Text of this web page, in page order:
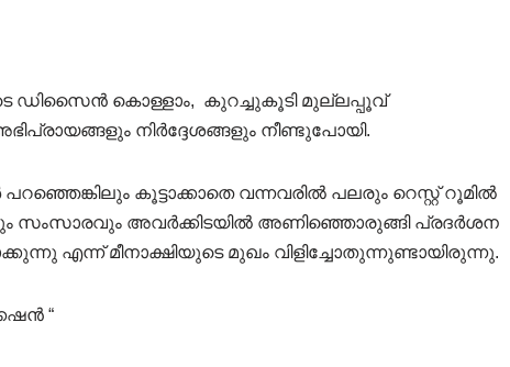
ഡിസൈൻ കൊള്ളാം, കുറച്ചുകൂടി മുല്ലപ്പൂവ്
നിർദ്ദേശങ്ങളും നീണ്ടുപോയി.
പറഞ്ഞെങ്കിലും കൂട്ടാക്കാതെ വന്നവരിൽ പലരും റെസ്റ്റ് റൂമിൽ
സംസാരവും അവർക്കിടയിൽ അണിഞ്ഞൊരുങ്ങി പ്രദർശന
എന്ന് മീനാക്ഷിയുടെ മുഖം വിളിച്ചോതുന്നുണ്ടായിരുന്നു.
“